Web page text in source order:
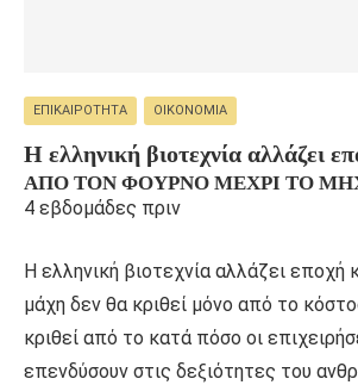
ΕΠΙΚΑΙΡΌΤΗΤΑ ΟΙΚΟΝΟΜΊΑ
Η ελληνική βιοτεχνία αλλάζει
ΑΠΌ ΤΟΝ ΦΟΎΡΝΟ ΜΈΧΡΙ ΤΟ
4 εβδομάδες πριν
Η ελληνική βιοτεχνία αλλάζει εποχή
μάχη δεν θα κριθεί μόνο από το
κριθεί από το κατά πόσο οι
επενδύσουν στις δεξιότητες του